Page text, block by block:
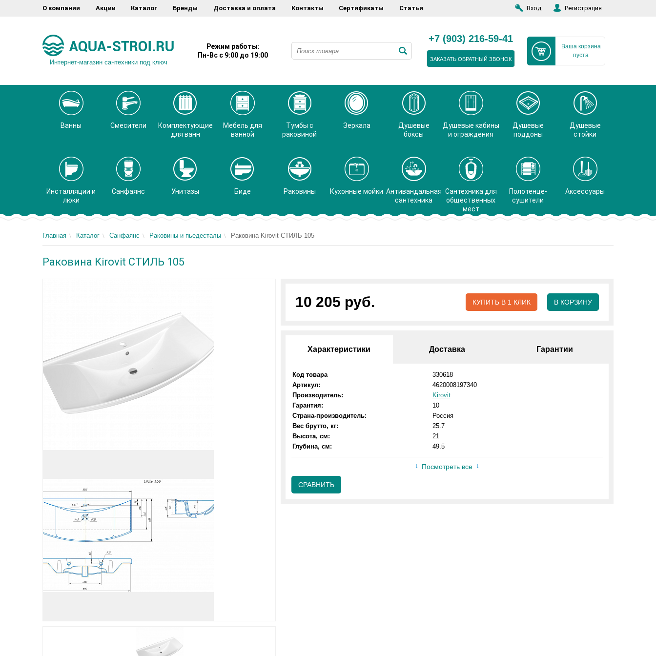
О компании Акции Каталог Бренды Доставка и оплата Контакты Сертификаты Статьи Вход Регистрация
Интернет-магазин сантехники под ключ
Режим работы:
Пн-Вс с 9:00 до 19:00
+7 (903) 216-59-41
ЗАКАЗАТЬ ОБРАТНЫЙ ЗВОНОК
Ваша корзина
пуста
Ванны Смесители
Комплектующие
для ванн
Мебель для
ванной
Тумбы с
раковиной
Зеркала
Душевые
боксы
Душевые кабины
и ограждения
Душевые
поддоны
Душевые
стойки
Инсталляции и
люки
Санфаянс Унитазы Биде Раковины Кухонные мойки Антивандальная
сантехника
Сантехника для
общественных
мест
Полотенце-
сушители
Аксессуары
Главная Каталог Санфаянс Раковины и пьедесталы Раковина Kirovit СТИЛЬ 105
Раковина Kirovit СТИЛЬ 105
10 205 руб. КУПИТЬ В 1 КЛИК В КОРЗИНУ
Характеристики Доставка Гарантии
Код товара
330618
Артикул:
4620008197340
Производитель:
Kirovit
Гарантия:
10
Страна-производитель:
Россия
Вес брутто, кг:
25.7
Высота, см:
21
Глубина, см:
49.5
Посмотреть все
СРАВНИТЬ